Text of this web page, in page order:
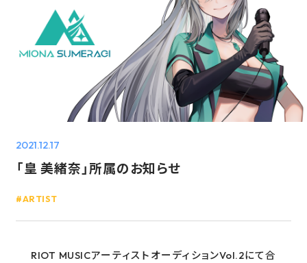
ABOUT
INFORMATION
PROJECT
ARTIST
AUDITION
GOODS
RECRUIT
CONTACT
2021.12.17
ARTIST
「皇 美緒奈」所属のお知らせ
RIOT MUSICアーティストオーディションVol.2にて合